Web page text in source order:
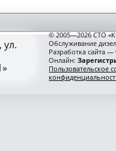
ул.
© 2005—2026 СТО
Обслуживание
Разработка сайта
Онлайн:
Пользовательское